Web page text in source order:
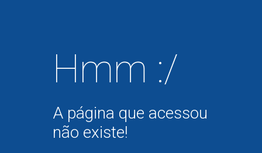
Hmm :/
A página que acessou
não existe!